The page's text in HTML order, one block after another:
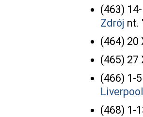
(463)
Zdrój nt.
(464) 20
(465) 27
(466) 1-
Liverpool
(468) 1-